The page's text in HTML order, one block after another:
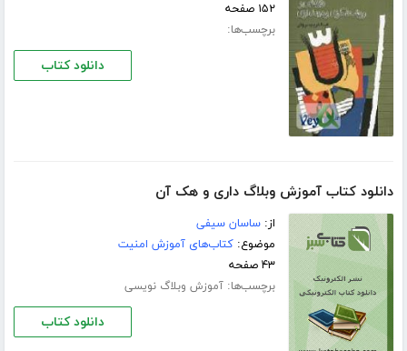
۱۵۲ صفحه
برچسب‌ها:
دانلود کتاب
دانلود کتاب آموزش وبلاگ داری و هک آن
از:ساسان سیفی
موضوع:کتاب‌های آموزش امنیت
۴۳ صفحه
برچسب‌ها:آموزش وبلاگ نویسی
دانلود کتاب